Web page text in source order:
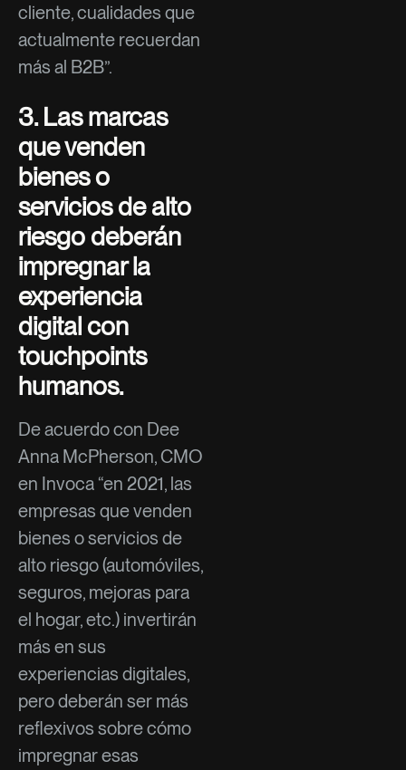
cliente, cualidades que
actualmente recuerdan
más al B2B”.
3. Las marcas
que venden
bienes o
servicios de alto
riesgo deberán
impregnar la
experiencia
digital con
touchpoints
humanos.
De acuerdo con Dee
Anna McPherson, CMO
en Invoca “en 2021, las
empresas que venden
bienes o servicios de
alto riesgo (automóviles,
seguros, mejoras para
el hogar, etc.) invertirán
más en sus
experiencias digitales,
pero deberán ser más
reflexivos sobre cómo
impregnar esas